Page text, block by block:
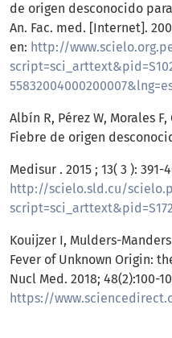
de origen desconocido
An. Fac. med. [Internet].
en: http://
Albín R, Pérez W, Morales
Fiebre de origen
Medisur . 2015 ; 13( 3 ):
http://scielo.sld.cu/
Kouijzer I, Mulders-
Fever of Unknown Origin:
Nucl Med. 2018; 48(2):100-
https://www.sciencedirect.com/